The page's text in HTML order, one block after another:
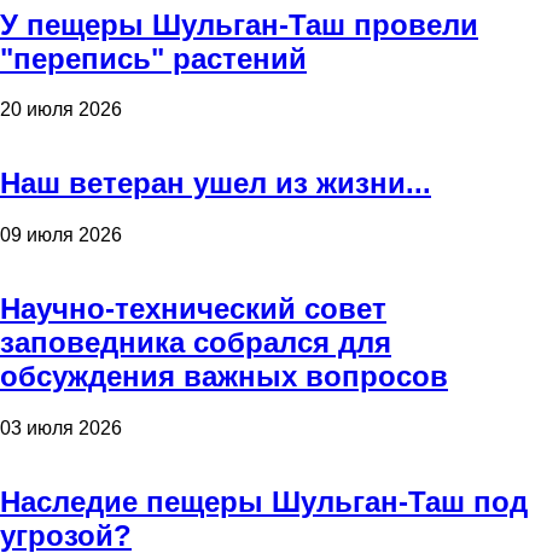
У пещеры Шульган-Таш провели
"перепись" растений
20 июля 2026
Наш ветеран ушел из жизни...
09 июля 2026
Научно-технический совет
заповедника собрался для
обсуждения важных вопросов
03 июля 2026
Наследие пещеры Шульган-Таш под
угрозой?